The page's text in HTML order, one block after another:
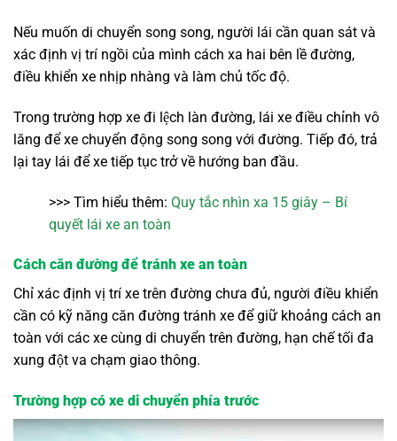
Nếu muốn di chuyển song song, người lái cần quan sát và
xác định vị trí ngồi của mình cách xa hai bên lề đường,
điều khiển xe nhịp nhàng và làm chủ tốc độ.
Trong trường hợp xe đi lệch làn đường, lái xe điều chỉnh vô
lăng để xe chuyển động song song với đường. Tiếp đó, trả
lại tay lái để xe tiếp tục trở về hướng ban đầu.
>>> Tìm hiểu thêm: Quy tắc nhìn xa 15 giây – Bí
quyết lái xe an toàn
Cách căn đường để tránh xe an toàn
Chỉ xác định vị trí xe trên đường chưa đủ, người điều khiển
cần có kỹ năng căn đường tránh xe để giữ khoảng cách an
toàn với các xe cùng di chuyển trên đường, hạn chế tối đa
xung đột va chạm giao thông.
Trường hợp có xe di chuyển phía trước